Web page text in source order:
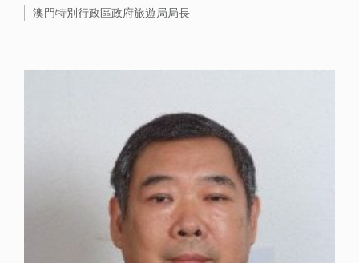
澳門特別行政區政府旅遊局局長